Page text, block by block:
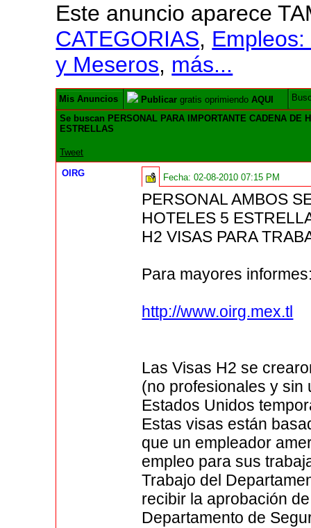
Este anuncio aparece
CATEGORIAS,
y Meseros, más...
Mis Anuncios Publicar gratis oprimiendoAQUI
Se buscan PERSONAL PARA IMPORTANTE CADENA DE
ESTRELLAS
Tweet
OIRG
Fecha:02-08-2010 07:15 PM
PERSONAL AMBOS
HOTELES 5
H2 VISAS PARA
Para mayores
http://www.oirg.mex.tl
Las Visas H2 se
(no profesionales y sin
Estados Unidos
Estas visas están
que un empleador
empleo para sus
Trabajo del
recibir la aprobación
Departamento de